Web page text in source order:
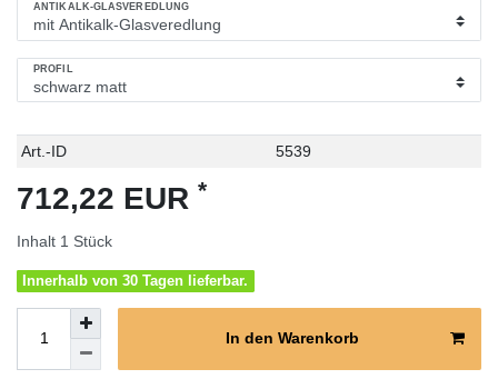
ANTIKALK-GLASVEREDLUNG
PROFIL
Technisches
Wert
Art.-ID 5539
712,22 EUR *
Inhalt 1 Stück
Innerhalb von 30 Tagen lieferbar.
In den Warenkorb